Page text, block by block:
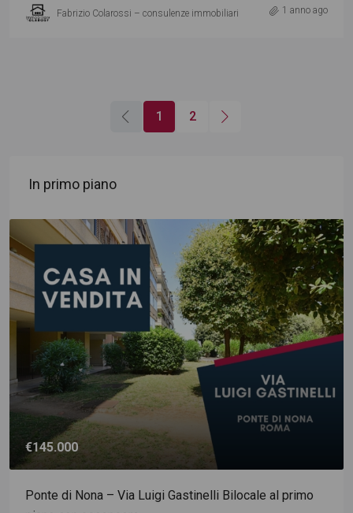
Fabrizio Colarossi – consulenze immobiliari 1 anno ago
1 2
In primo piano
€800
LOCALE COMMERCIALE C/1 IN LOCAZIONE